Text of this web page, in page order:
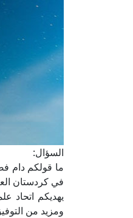
السؤال:
ما قولكم دام
في كردستان
يهديكم اتحاد
ومزيد من